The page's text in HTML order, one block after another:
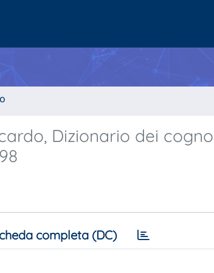
Dizionario dei
completa (DC)